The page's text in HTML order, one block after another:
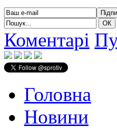
Коментарі
Головна
Новини